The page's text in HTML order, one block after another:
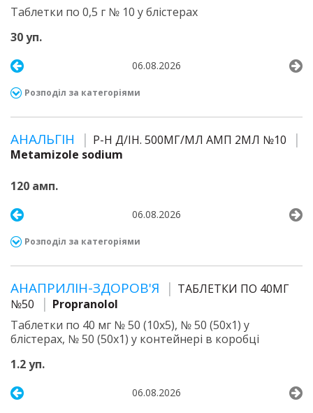
Таблетки по 0,5 г № 10 у блістерах
30 уп.
06.08.2026
Розподіл за категоріями
АНАЛЬГІН
Р-Н Д/ІН. 500МГ/МЛ АМП 2МЛ №10
Metamizole sodium
120 амп.
06.08.2026
Розподіл за категоріями
АНАПРИЛІН-ЗДОРОВ'Я
ТАБЛЕТКИ ПО 40МГ
№50
Propranolol
Таблетки по 40 мг № 50 (10х5), № 50 (50х1) у
блістерах, № 50 (50х1) у контейнері в коробці
1.2 уп.
06.08.2026